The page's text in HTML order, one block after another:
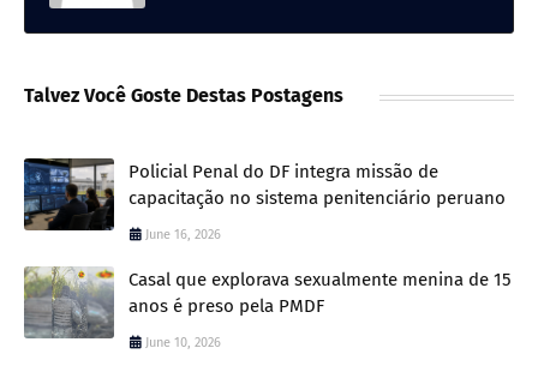
Talvez Você Goste Destas Postagens
Policial Penal do DF integra missão de
capacitação no sistema penitenciário peruano
June 16, 2026
Casal que explorava sexualmente menina de 15
anos é preso pela PMDF
June 10, 2026